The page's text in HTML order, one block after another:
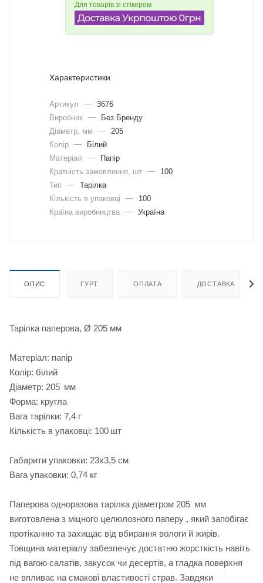
Для товарів зі стікером
Характеристики
Артикул — 3676
Виробник —
Без Бренду
Діаметр, мм
—
205
Колір —
Білий
Матеріал
—
Папір
Кратність замовлення, шт —
100
Тип
— Тарілка
Кількість в упаковці
—
100
Країна виробництва — Україна
ОПИС ГУРТ ОПЛАТА ДОСТАВКА
Тарілка паперова, Ø 205 мм
Матеріал: папір
Колір: білий
Діаметр: 205 мм
Форма: кругла
Вага тарілки: 7,4 г
Кількість в упаковці: 100 шт
Габарити упаковки: 23х3,5 см
Вага упаковки: 0,74 кг
Паперова одноразова тарілка діаметром 205 мм
виготовлена з міцного целюлозного паперу , який запобігає
протіканню та захищає від вбирання вологи й жирів.
Товщина матеріалу забезпечує достатню жорсткість навіть
під вагою салатів, закусок чи десертів, а гладка поверхня
не впливає на смакові властивості страв. Завдяки